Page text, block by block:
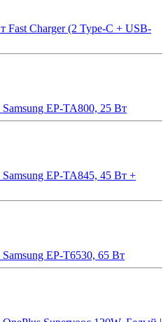
Fast Charger (2 Type-C + USB-
Samsung EP-TA800, 25 Вт
Samsung EP-TA845, 45 Вт +
Samsung EP-T6530, 65 Вт